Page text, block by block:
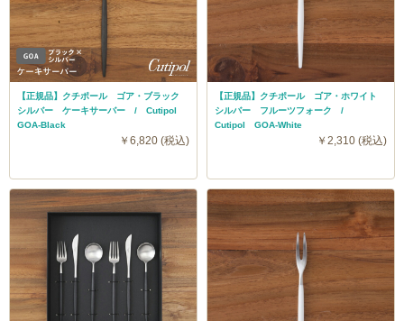
【正規品】クチポール ゴア・ブラック
シルバー ケーキサーバー / Cutipol
GOA-Black
￥6,820 (税込)
【正規品】クチポール ゴア・ホワイト
シルバー フルーツフォーク /
Cutipol GOA-White
￥2,310 (税込)